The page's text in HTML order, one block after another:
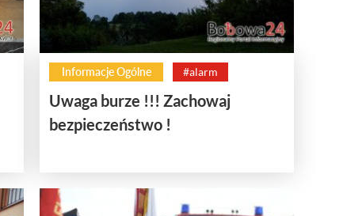
Informacje Ogólne #alarm
Uwaga burze !!! Zachowaj
bezpieczeństwo !